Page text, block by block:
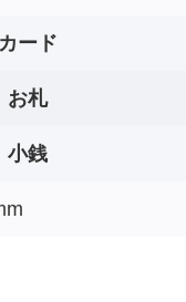
カード
お札
小銭